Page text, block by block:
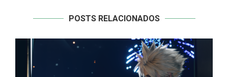
POSTS RELACIONADOS